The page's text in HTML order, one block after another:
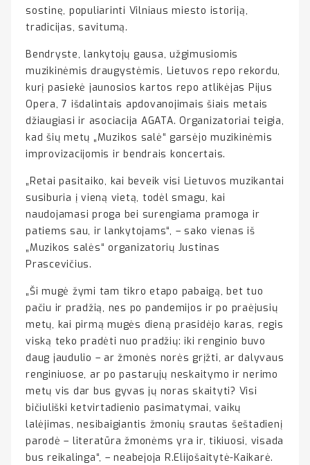
sostinę, populiarinti Vilniaus miesto istoriją,
tradicijas, savitumą.
Bendryste, lankytojų gausa, užgimusiomis
muzikinėmis draugystėmis, Lietuvos repo rekordu,
kurį pasiekė jaunosios kartos repo atlikėjas Pijus
Opera, 7 išdalintais apdovanojimais šiais metais
džiaugiasi ir asociacija AGATA. Organizatoriai teigia,
kad šių metų „Muzikos salė“ garsėjo muzikinėmis
improvizacijomis ir bendrais koncertais.
„Retai pasitaiko, kai beveik visi Lietuvos muzikantai
susiburia į vieną vietą, todėl smagu, kai
naudojamasi proga bei surengiama pramoga ir
patiems sau, ir lankytojams“, – sako vienas iš
„Muzikos salės“ organizatorių Justinas
Prascevičius.
„Ši mugė žymi tam tikro etapo pabaigą, bet tuo
pačiu ir pradžią, nes po pandemijos ir po praėjusių
metų, kai pirmą mugės dieną prasidėjo karas, regis
viską teko pradėti nuo pradžių: iki renginio buvo
daug jaudulio – ar žmonės norės grįžti, ar dalyvaus
renginiuose, ar po pastarųjų neskaitymo ir nerimo
metų vis dar bus gyvas jų noras skaityti? Visi
bičiuliški ketvirtadienio pasimatymai, vaikų
lalėjimas, nesibaigiantis žmonių srautas šeštadienį
parodė – literatūra žmonėms yra ir, tikiuosi, visada
bus reikalinga“, – neabejoja R.Elijošaitytė-Kaikarė.